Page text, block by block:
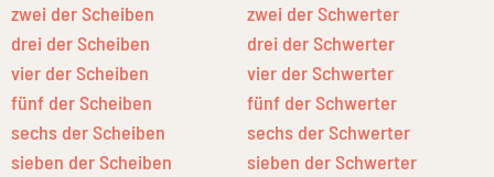
zwei der Scheiben
drei der Scheiben
vier der Scheiben
fünf der Scheiben
sechs der Scheiben
sieben der Scheiben
zwei der Schwerter
drei der Schwerter
vier der Schwerter
fünf der Schwerter
sechs der Schwerter
sieben der Schwerter